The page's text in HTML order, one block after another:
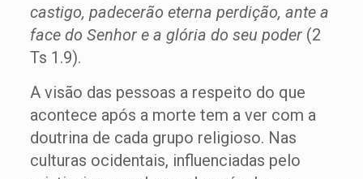
castigo, padecerão eterna perdição, ante a
face do Senhor e a glória do seu poder (2
Ts 1.9).
A visão das pessoas a respeito do que
acontece após a morte tem a ver com a
doutrina de cada grupo religioso. Nas
culturas ocidentais, influenciadas pelo